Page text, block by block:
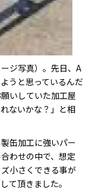
ジ写真）。先日、A
うと思っているんだ
いしていた加工屋
ないかな？」と相
缶加工に強いパー
わせの中で、想定
小さくできる事が
て頂きました。